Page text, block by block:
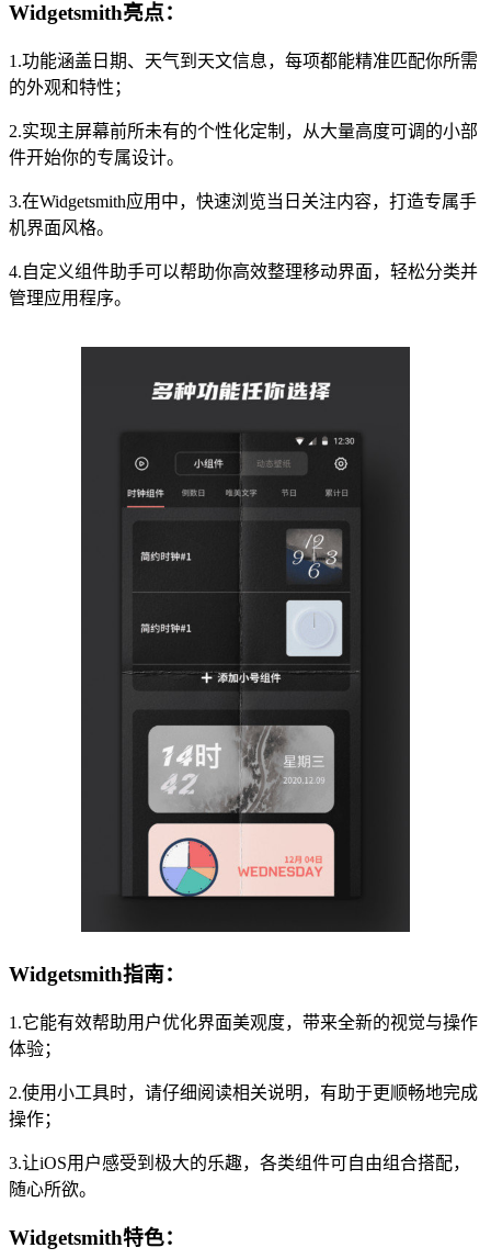
Widgetsmith亮点：
1.功能涵盖日期、天气到天文信息，每项都能精准匹配你所需
的外观和特性；
2.实现主屏幕前所未有的个性化定制，从大量高度可调的小部
件开始你的专属设计。
3.在Widgetsmith应用中，快速浏览当日关注内容，打造专属手
机界面风格。
4.自定义组件助手可以帮助你高效整理移动界面，轻松分类并
管理应用程序。
Widgetsmith指南：
1.它能有效帮助用户优化界面美观度，带来全新的视觉与操作
体验；
2.使用小工具时，请仔细阅读相关说明，有助于更顺畅地完成
操作；
3.让iOS用户感受到极大的乐趣，各类组件可自由组合搭配，
随心所欲。
Widgetsmith特色：